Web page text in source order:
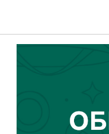
Новая